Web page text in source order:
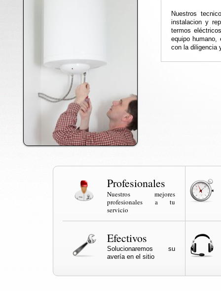
Nuestros
instalacion y
termos
equipo
con la diligencia
Profesionales
Nuestros mejores
profesionales a tu
servicio
Efectivos
Solucionaremos su
avería en el sitio